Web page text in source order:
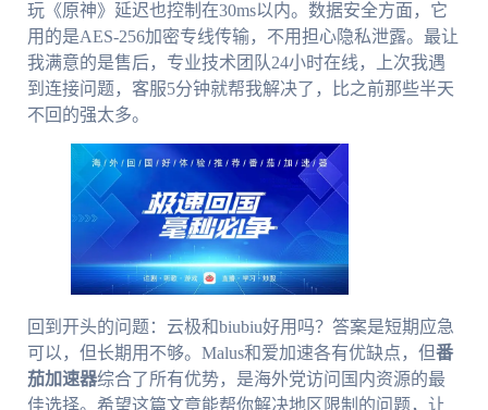
玩《原神》延迟也控制在30ms以内。数据安全方面，它
用的是AES-256加密专线传输，不用担心隐私泄露。最让
我满意的是售后，专业技术团队24小时在线，上次我遇
到连接问题，客服5分钟就帮我解决了，比之前那些半天
不回的强太多。
回到开头的问题：云极和biubiu好用吗？答案是短期应急
可以，但长期用不够。Malus和爱加速各有优缺点，但番
茄加速器综合了所有优势，是海外党访问国内资源的最
佳选择。希望这篇文章能帮你解决地区限制的问题，让